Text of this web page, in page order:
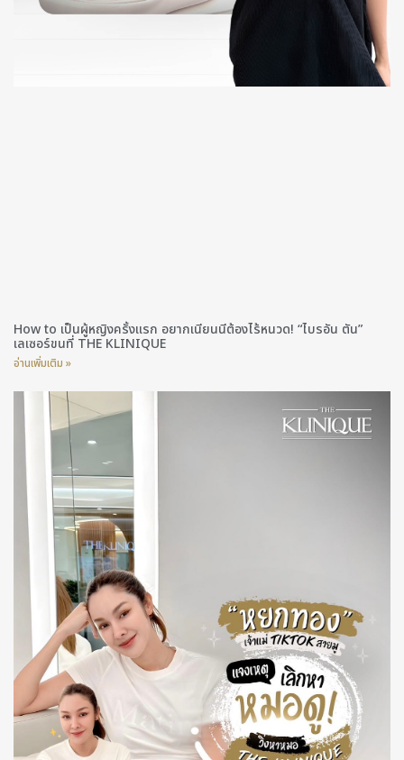
How to เป็นผู้หญิงครั้งแรก อยากเนียนนีต้องไร้หนวด! “ไบรอัน ตัน”
เลเซอร์ขนที่ THE KLINIQUE
อ่านเพิ่มเติม »